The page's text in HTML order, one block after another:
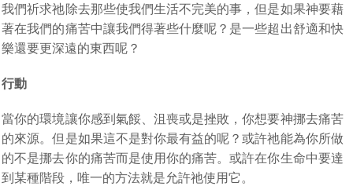
我們祈求祂除去那些使我們生活不完美的事，但是如果神要藉
著在我們的痛苦中讓我們得著些什麼呢？是一些超出舒適和快
樂還要更深遠的東西呢？
行動
當你的環境讓你感到氣餒、沮喪或是挫敗，你想要神挪去痛苦
的來源。但是如果這不是對你最有益的呢？或許祂能為你所做
的不是挪去你的痛苦而是使用你的痛苦。或許在你生命中要達
到某種階段，唯一的方法就是允許祂使用它。